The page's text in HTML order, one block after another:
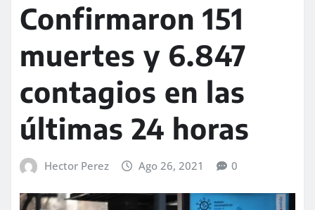
Confirmaron 151
muertes y 6.847
contagios en las
últimas 24 horas
Hector Perez Ago 26, 2021 0